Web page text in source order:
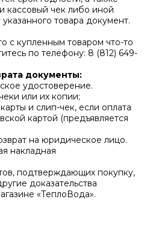
кассовый чек либо иной
товара документ.
с купленным товаром что-то
по телефону: 8 (812) 649-
документы:
удостоверение.
или их копии;
и слип-чек, если оплата
картой (предъявляется
на юридическое лицо.
накладная
подтверждающих покупку,
доказательства
«ТеплоВода».